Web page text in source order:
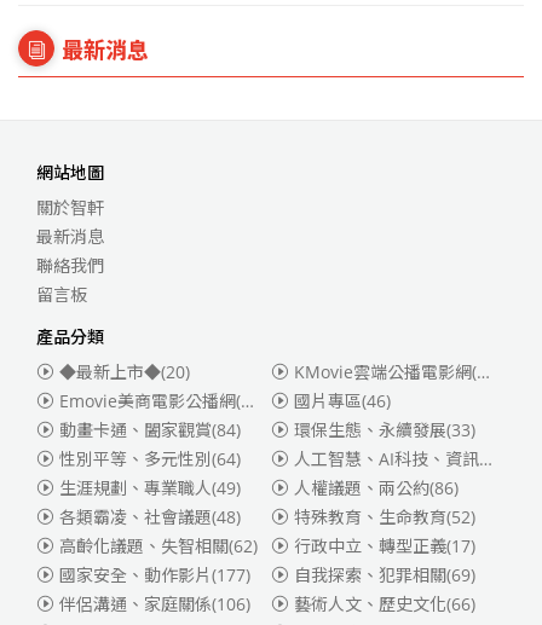
最新消息
網站地圖
關於智軒
最新消息
聯絡我們
留言板
產品分類
◆最新上市◆(20)
KMovie雲端公播電影網(迪士尼、福斯、索尼)
Emovie美商電影公播網(華納)
(186)
國片專區(46)
動畫卡通、闔家觀賞(84) 環保生態、永續發展(33)
性別平等、多元性別(64) 人工智慧、AI科技、資訊安全
生涯規劃、專業職人(49) 人權議題、兩公約(86)
各類霸凌、社會議題(48) 特殊教育、生命教育(52)
高齡化議題、失智相關(62) 行政中立、轉型正義(17)
國家安全、動作影片(177) 自我探索、犯罪相關(69)
伴侶溝通、家庭關係(106) 藝術人文、歷史文化(66)